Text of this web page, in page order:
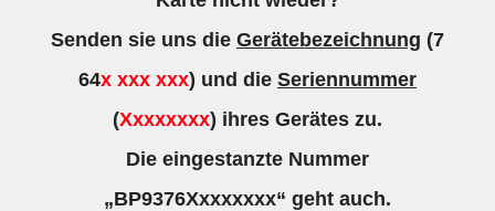
Senden sie uns die Gerätebezeichnung (7
64x xxx xxx) und die Seriennummer
(Xxxxxxxx) ihres Gerätes zu.
Die eingestanzte Nummer
„BP9376Xxxxxxxx“ geht auch.